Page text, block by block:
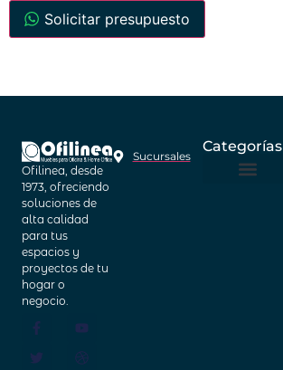
Solicitar presupuesto
Ofilinea, desde
1973, ofreciendo
soluciones de
alta calidad
para tus
espacios y
proyectos de tu
hogar o
negocio.
Sucursales
Categorías